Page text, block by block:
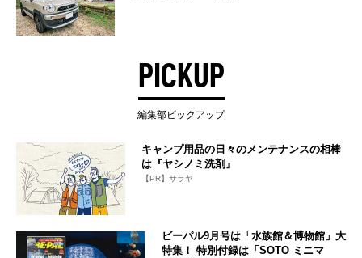
PICKUP
編集部ピックアップ
キャンプ用品の日々のメンテナンスの相棒
は『ヤシノミ洗剤』
【PR】サラヤ
ビーパル9月号は「水族館＆博物館」大
特集！ 特別付録は「SOTO ミニマ